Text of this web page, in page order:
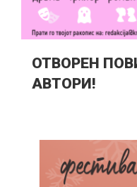
ОТВОРЕН
АВТОРИ!